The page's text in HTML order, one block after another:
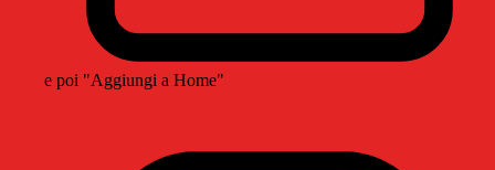
e poi "Aggiungi a Home"